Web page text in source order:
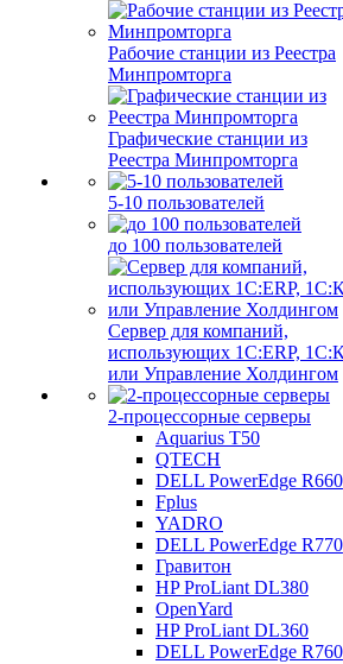
Рабочие станции из Реестра
Минпромторга
Графические станции из
Реестра Минпромторга
5-10 пользователей
до 100 пользователей
Сервер для компаний,
использующих 1C:ERP,
или Управление Холдингом
2-процессорные серверы
Aquarius T50
QTECH
DELL PowerEdge R660
Fplus
YADRO
DELL PowerEdge R770
Гравитон
HP ProLiant DL380
OpenYard
HP ProLiant DL360
DELL PowerEdge R760